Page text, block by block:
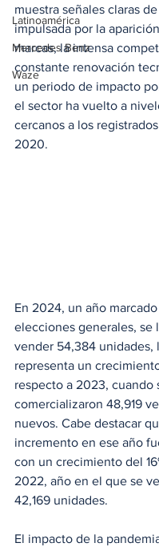
Latinoamérica
Mercedes Benz
Waze
muestra señales claras
impulsada por la
marcas, la intensa
constante renovación
un periodo de impacto
el sector ha vuelto a
cercanos a los
2020.
En 2024, un año
elecciones generales, se
vender 54,384 unidades,
representa un
respecto a 2023, cuando
comercializaron 48,919
nuevos. Cabe destacar
incremento en ese año
con un crecimiento del
2022, año en el que se
42,169 unidades.
El impacto de la